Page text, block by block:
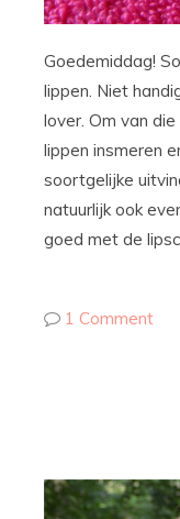
Goedemiddag!
lippen. Niet
lover. Om van
lippen insmeren
soortgelijke
natuurlijk ook
goed met de
1 Comment